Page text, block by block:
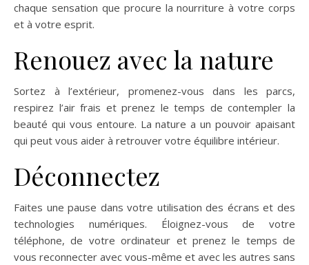
chaque sensation que procure la nourriture à votre corps
et à votre esprit.
Renouez avec la nature
Sortez à l’extérieur, promenez-vous dans les parcs,
respirez l’air frais et prenez le temps de contempler la
beauté qui vous entoure. La nature a un pouvoir apaisant
qui peut vous aider à retrouver votre équilibre intérieur.
Déconnectez
Faites une pause dans votre utilisation des écrans et des
technologies numériques. Éloignez-vous de votre
téléphone, de votre ordinateur et prenez le temps de
vous reconnecter avec vous-même et avec les autres sans